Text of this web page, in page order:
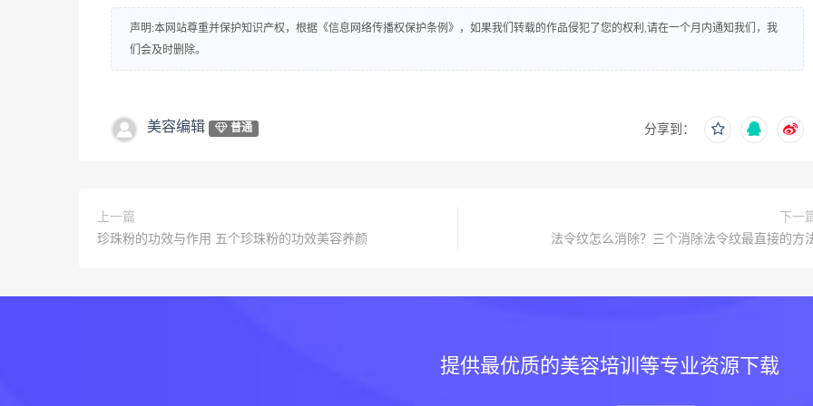
声明:本网站尊重并保护知识产权，根据《信息网络传播权保护条例》，如果我们转载的作品侵犯了您的权利,请在一个月内通知我们，我
们会及时删除。
美容编辑 普通 分享到：
上一篇
珍珠粉的功效与作用 五个珍珠粉的功效美容养颜
下一
法令纹怎么消除？三个消除法令纹最直接的方
提供最优质的美容培训等专业资源下载